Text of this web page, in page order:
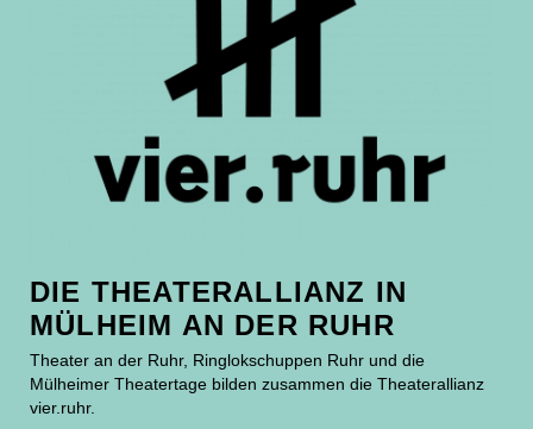
DIE THEATERALLIANZ IN
MÜLHEIM AN DER RUHR
Theater an der Ruhr, Ringlokschuppen Ruhr und die
Mülheimer Theatertage bilden zusammen die Theaterallianz
vier.ruhr.